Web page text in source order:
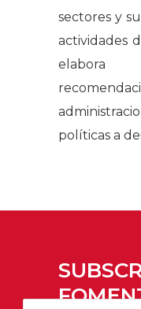
sectores y
actividades
políticas a